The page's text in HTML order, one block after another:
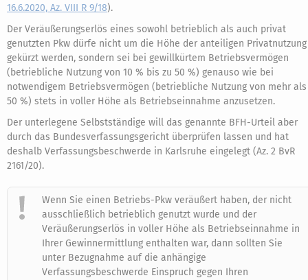
16.6.2020, Az. VIII R 9/18).
Der Veräußerungserlös eines sowohl betrieblich als auch privat
genutzten Pkw dürfe nicht um die Höhe der anteiligen Privatnutzung
gekürzt werden, sondern sei bei gewillkürtem Betriebsvermögen
(betriebliche Nutzung von 10 % bis zu 50 %) genauso wie bei
notwendigem Betriebsvermögen (betriebliche Nutzung von mehr als
50 %) stets in voller Höhe als Betriebseinnahme anzusetzen.
Der unterlegene Selbstständige will das genannte BFH-Urteil aber
durch das Bundesverfassungsgericht überprüfen lassen und hat
deshalb Verfassungsbeschwerde in Karlsruhe eingelegt (Az. 2 BvR
2161/20).
Wenn Sie einen Betriebs-Pkw veräußert haben, der nicht
ausschließlich betrieblich genutzt wurde und der
Veräußerungserlös in voller Höhe als Betriebseinnahme in
Ihrer Gewinnermittlung enthalten war, dann sollten Sie
unter Bezugnahme auf die anhängige
Verfassungsbeschwerde Einspruch gegen Ihren